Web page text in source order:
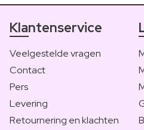
Klantenservice
Veelgestelde vragen
Contact
Pers
Levering
Retournering en klachten